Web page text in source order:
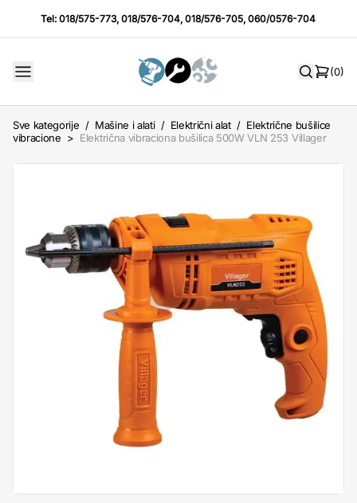
Tel:018/575-773,018/576-704,018/576-705,060/0576-704
(0)
Sve kategorije / Mašine i alati / Električni alat / Električne bušilice
vibracione > Električna vibraciona bušilica 500W VLN 253 Villager